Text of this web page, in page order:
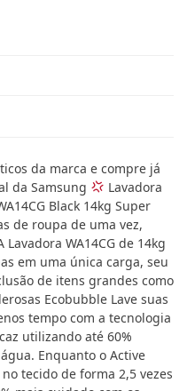
da marca e compre já
da Samsung
Lavadora
Black 14kg Super
de roupa de uma vez,
WA14CG de 14kg
em uma única carga, seu
de itens grandes como
Ecobubble Lave suas
tempo com a tecnologia
utilizando até 60%
Enquanto o Active
tecido de forma 2,5 vezes